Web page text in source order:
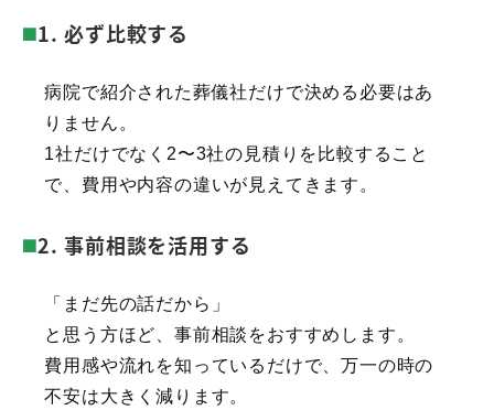
1. 必ず比較する
病院で紹介された葬儀社だけで決める必要はあ
りません。
1社だけでなく2〜3社の見積りを比較すること
で、費用や内容の違いが見えてきます。
2. 事前相談を活用する
「まだ先の話だから」
と思う方ほど、事前相談をおすすめします。
費用感や流れを知っているだけで、万一の時の
不安は大きく減ります。